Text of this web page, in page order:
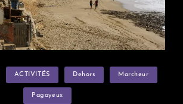
ACTIVITÉS Dehors Marcheur
Pagayeux